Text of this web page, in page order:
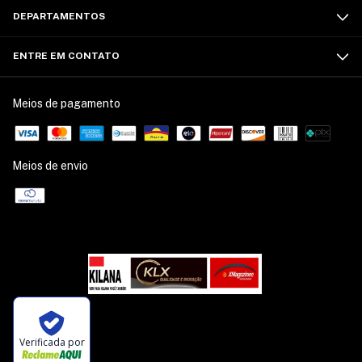
DEPARTAMENTOS
ENTRE EM CONTATO
Meios de pagamento
Meios de envio
Verificada por